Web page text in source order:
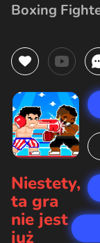
Boxing
Niestety,
ta gra
nie jest
już